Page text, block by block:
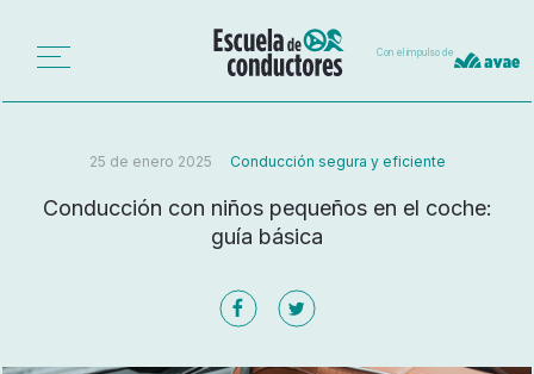
Con el impulso de
25 de enero 2025 Conducción segura y eficiente
Conducción con niños pequeños en el coche:
guía básica